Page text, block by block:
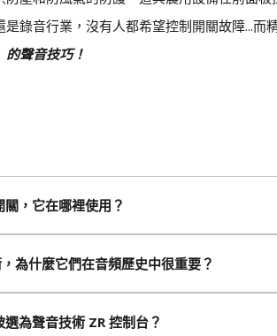
錄音行業，沒有人都希望控制開關故障...
的聲音技巧！
，它在哪裡使用？
為什麼它們在音頻歷史中很重要？
為聲音技術 ZR 控制台？